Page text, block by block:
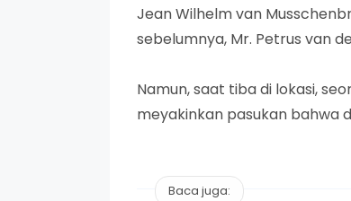
Jean Wilhelm van
sebelumnya, Mr. Petrus van
Namun, saat tiba di lokasi,
meyakinkan pasukan bahwa
Baca juga: